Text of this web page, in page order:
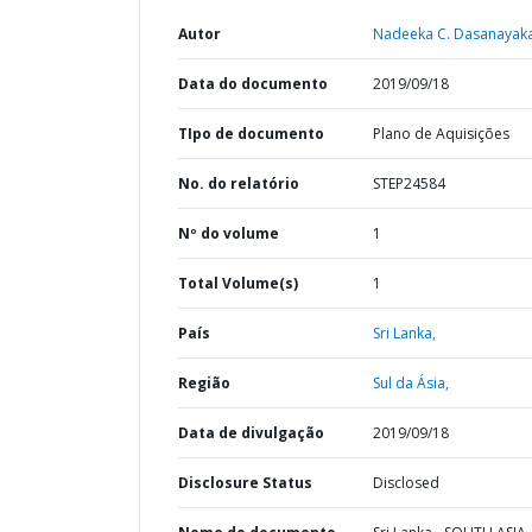
Autor Nadeeka C.
Data do documento 2019/09/18
TIpo de documento Plano de Aquisições
No. do relatório STEP24584
Nº do volume 1
Total Volume(s) 1
País Sri Lanka,
Região Sul da Ásia,
Data de divulgação 2019/09/18
Disclosure Status Disclosed